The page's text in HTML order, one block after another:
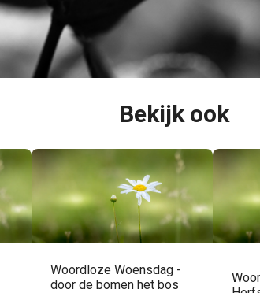
Bekijk ook
Woordloze Woensdag -
door de bomen het bos